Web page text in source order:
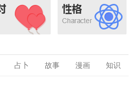
占卜 故事 漫画 知识